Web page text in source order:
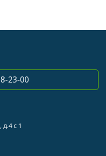
23-00
с 1